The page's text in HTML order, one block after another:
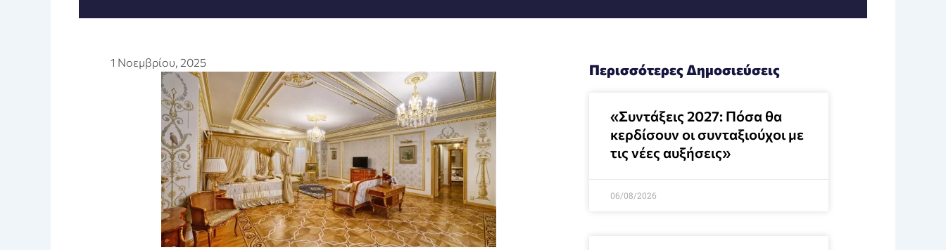
1 Νοεμβρίου, 2025 Περισσότερες Δημοσιεύσεις
«Συντάξεις 2027: Πόσα θα
κερδίσουν οι συνταξιούχοι με
τις νέες αυξήσεις»
06/08/2026